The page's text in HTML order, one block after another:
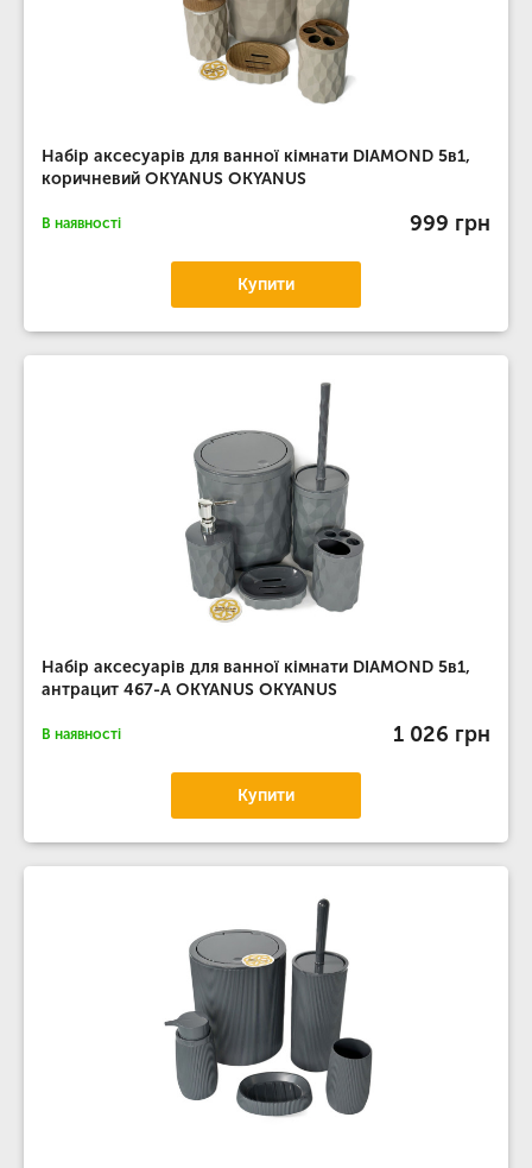
Набір аксесуарів для ванної кімнати DIAMOND 5в1,
коричневий OKYANUS OKYANUS
В наявності 999 грн
Купити
Набір аксесуарів для ванної кімнати DIAMOND 5в1,
антрацит 467-А OKYANUS OKYANUS
В наявності 1 026 грн
Купити